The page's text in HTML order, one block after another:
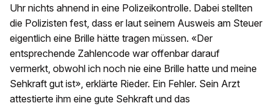
Uhr nichts ahnend in eine Polizeikontrolle. Dabei stellten
die Polizisten fest, dass er laut seinem Ausweis am Steuer
eigentlich eine Brille hätte tragen müssen. «Der
entsprechende Zahlencode war offenbar darauf
vermerkt, obwohl ich noch nie eine Brille hatte und meine
Sehkraft gut ist», erklärte Rieder. Ein Fehler. Sein Arzt
attestierte ihm eine gute Sehkraft und das